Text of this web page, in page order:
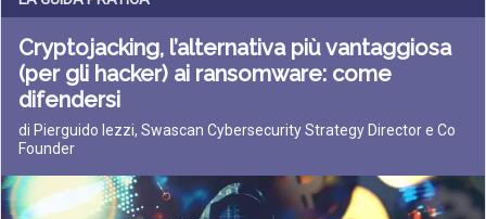
Cryptojacking, l’alternativa più vantaggiosa
(per gli hacker) ai ransomware: come
difendersi
di Pierguido Iezzi, Swascan Cybersecurity Strategy Director e Co
Founder